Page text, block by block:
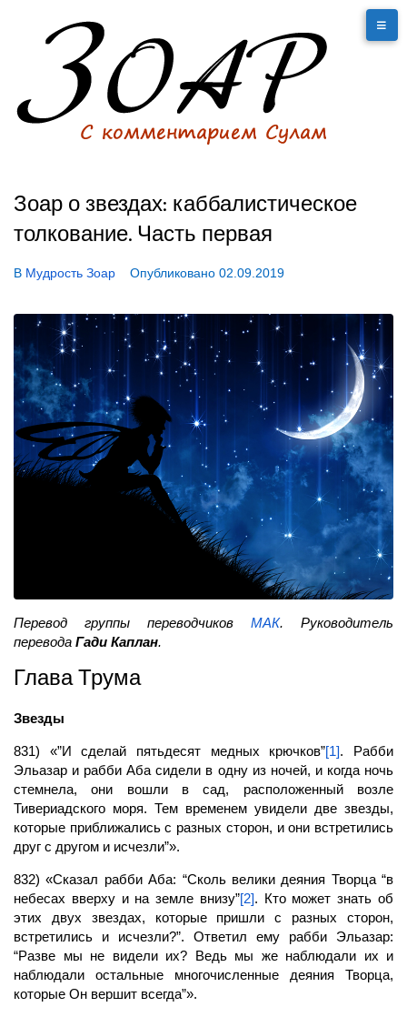
Зоар о звездах: каббалистическое
толкование. Часть первая
В Мудрость Зоар Опубликовано 02.09.2019
Перевод группы переводчиков МАК. Руководитель
перевода Гади Каплан.
Глава Трума
Звезды
831) «”И сделай пятьдесят медных крючков”[1]. Рабби
Эльазар и рабби Аба сидели в одну из ночей, и когда ночь
стемнела, они вошли в сад, расположенный возле
Тивериадского моря. Тем временем увидели две звезды,
которые приближались с разных сторон, и они встретились
друг с другом и исчезли”».
832) «Сказал рабби Аба: “Сколь велики деяния Творца “в
небесах вверху и на земле внизу”[2]. Кто может знать об
этих двух звездах, которые пришли с разных сторон,
встретились и исчезли?”. Ответил ему рабби Эльазар:
“Разве мы не видели их? Ведь мы же наблюдали их и
наблюдали остальные многочисленные деяния Творца,
которые Он вершит всегда”».